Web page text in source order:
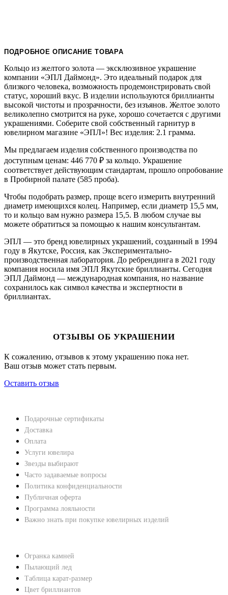
ПОДРОБНОЕ ОПИСАНИЕ ТОВАРА
Кольцо из желтого золота — эксклюзивное украшение
компании «ЭПЛ Даймонд». Это идеальный подарок для
близкого человека, возможность продемонстрировать свой
статус, хороший вкус. В изделии используются бриллианты
высокой чистоты и прозрачности, без изъянов. Желтое золото
великолепно смотрится на руке, хорошо сочетается с другими
украшениями. Соберите свой собственный гарнитур в
ювелирном магазине «ЭПЛ»! Вес изделия: 2.1 грамма.
Мы предлагаем изделия собственного производства по
доступным ценам: 446 770 ₽ за кольцо. Украшение
соответствует действующим стандартам, прошло опробование
в Пробирной палате (585 проба).
Чтобы подобрать размер, проще всего измерить внутренний
диаметр имеющихся колец. Например, если диаметр 15,5 мм,
то и кольцо вам нужно размера 15,5. В любом случае вы
можете обратиться за помощью к нашим консультантам.
ЭПЛ — это бренд ювелирных украшений, созданный в 1994
году в Якутске, Россия, как Экспериментально-
производственная лаборатория. До ребрендинга в 2021 году
компания носила имя ЭПЛ Якутские бриллианты. Сегодня
ЭПЛ Даймонд — международная компания, но название
сохранилось как символ качества и экспертности в
бриллиантах.
ОТЗЫВЫ ОБ УКРАШЕНИИ
К сожалению, отзывов к этому украшению пока нет.
Ваш отзыв может стать первым.
Оставить отзыв
Подарочные сертификаты
Доставка
Оплата
Услуги ювелира
Звезды выбирают
Часто задаваемые вопросы
Политика конфиденциальности
Публичная оферта
Программа лояльности
Важно знать при покупке ювелирных изделий
Огранка камней
Пылающий лед
Таблица карат-размер
Цвет бриллиантов